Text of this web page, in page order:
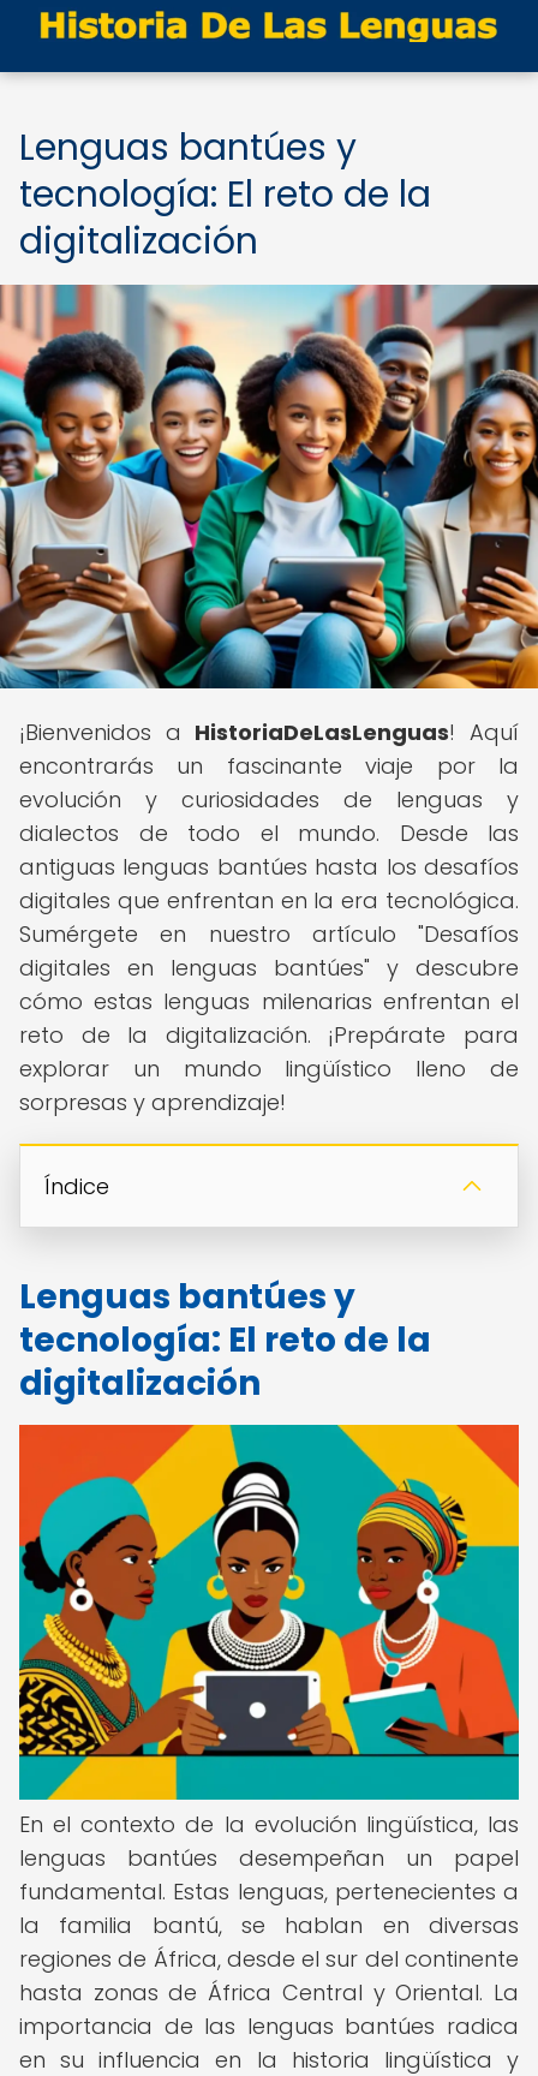
Lenguas bantúes y
tecnología: El reto de la
digitalización
¡Bienvenidos a HistoriaDeLasLenguas! Aquí
encontrarás un fascinante viaje por la
evolución y curiosidades de lenguas y
dialectos de todo el mundo. Desde las
antiguas lenguas bantúes hasta los desafíos
digitales que enfrentan en la era tecnológica.
Sumérgete en nuestro artículo "Desafíos
digitales en lenguas bantúes" y descubre
cómo estas lenguas milenarias enfrentan el
reto de la digitalización. ¡Prepárate para
explorar un mundo lingüístico lleno de
sorpresas y aprendizaje!
Índice
Lenguas bantúes y
tecnología: El reto de la
digitalización
En el contexto de la evolución lingüística, las
lenguas bantúes desempeñan un papel
fundamental. Estas lenguas, pertenecientes a
la familia bantú, se hablan en diversas
regiones de África, desde el sur del continente
hasta zonas de África Central y Oriental. La
importancia de las lenguas bantúes radica
en su influencia en la historia lingüística y